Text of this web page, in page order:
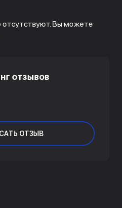
отсутствуют. Вы можете
отзывов
ОТЗЫВ